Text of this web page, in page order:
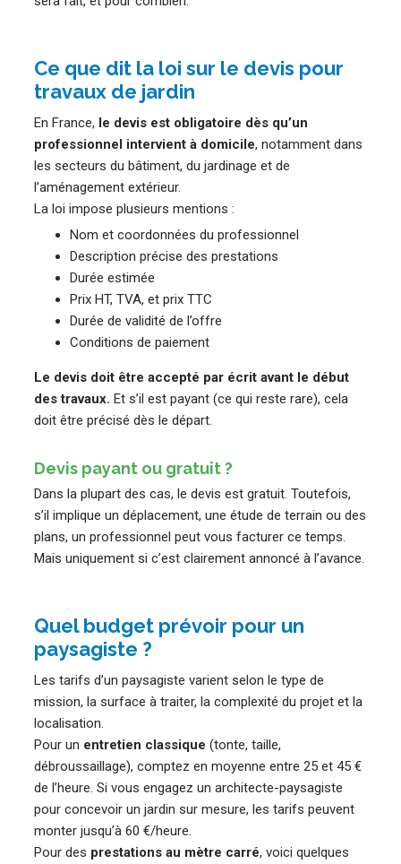
Ce que dit la loi sur le devis pour
travaux de jardin
En France, le devis est obligatoire dès qu’un
professionnel intervient à domicile, notamment dans
les secteurs du bâtiment, du jardinage et de
l’aménagement extérieur.
La loi impose plusieurs mentions :
Nom et coordonnées du professionnel
Description précise des prestations
Durée estimée
Prix HT, TVA, et prix TTC
Durée de validité de l’offre
Conditions de paiement
Le devis doit être accepté par écrit avant le début
des travaux. Et s’il est payant (ce qui reste rare), cela
doit être précisé dès le départ.
Devis payant ou gratuit ?
Dans la plupart des cas, le devis est gratuit. Toutefois,
s’il implique un déplacement, une étude de terrain ou des
plans, un professionnel peut vous facturer ce temps.
Mais uniquement si c’est clairement annoncé à l’avance.
Quel budget prévoir pour un
paysagiste ?
Les tarifs d’un paysagiste varient selon le type de
mission, la surface à traiter, la complexité du projet et la
localisation.
Pour un entretien classique (tonte, taille,
débroussaillage), comptez en moyenne entre 25 et 45 €
de l’heure. Si vous engagez un architecte-paysagiste
pour concevoir un jardin sur mesure, les tarifs peuvent
monter jusqu’à 60 €/heure.
Pour des prestations au mètre carré, voici quelques